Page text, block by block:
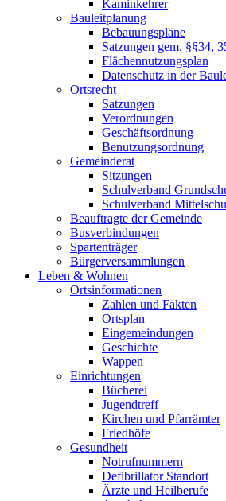
Kaminkehrer
Bauleitplanung
Bebauungspläne
Satzungen gem. §§34,
Flächennutzungsplan
Datenschutz in der
Ortsrecht
Satzungen
Verordnungen
Geschäftsordnung
Benutzungsordnung
Gemeinderat
Sitzungen
Schulverband
Schulverband
Beauftragte der Gemeinde
Busverbindungen
Spartenträger
Bürgerversammlungen
Leben & Wohnen
Ortsinformationen
Zahlen und Fakten
Ortsplan
Eingemeindungen
Geschichte
Wappen
Einrichtungen
Bücherei
Jugendtreff
Kirchen und Pfarrämter
Friedhöfe
Gesundheit
Notrufnummern
Defibrillator Standort
Ärzte und Heilberufe